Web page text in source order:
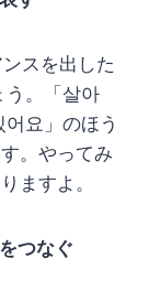
スを出した
う。「살아
요」のほう
。やってみ
ますよ。
つなぐ